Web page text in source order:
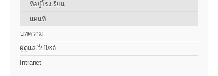
ที่อยู่โรงเรียน
แผนที่
บทความ
ผู้ดูแลเว็บไซต์
Intranet